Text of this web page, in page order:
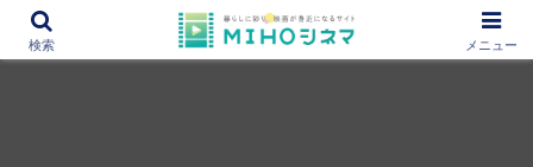
12000作品を紹介！あなたの映画図書館『MIHOシネマ』
検索 メニュー